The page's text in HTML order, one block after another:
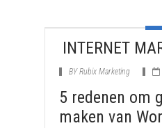
INTERNET
BYRubix Marketing
5 redenen om
maken van